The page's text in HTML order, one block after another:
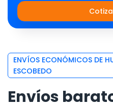
ENVÍOS ECONÓMICOS DE
ESCOBEDO
Envíos